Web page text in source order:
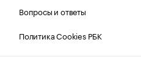
Вопросы и ответы
Политика Cookies РБК